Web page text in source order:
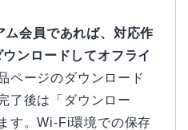
会員であれば、対応作
ンロードしてオフライ
ページのダウンロード
了後は「ダウンロー
す。Wi-Fi環境での保存